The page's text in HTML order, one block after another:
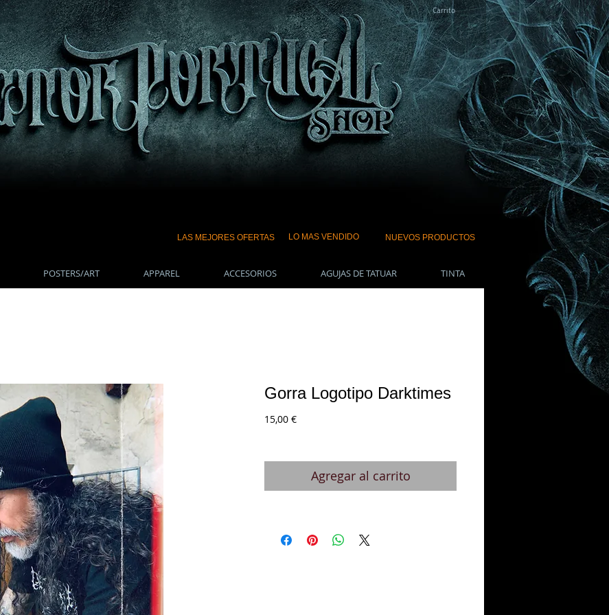
Carrito
LAS MEJORES OFERTAS LO MAS VENDIDO NUEVOS PRODUCTOS
Gorra Logotipo Darktimes
15,00 €Precio
Agregar al carrito
POSTERS/ART APPAREL ACCESORIOS AGUJAS DE TATUAR TINTA